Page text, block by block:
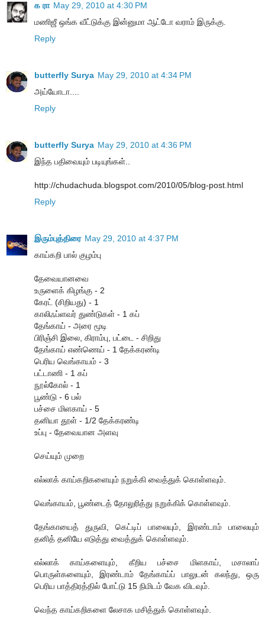
க ரா May 29, 2010 at 4:30 PM
மணிஜீ ஒங்க வீட்டுக்கு இன்னுமா ஆட்டோ வராம் இருக்கு.
Reply
butterfly Surya May 29, 2010 at 4:34 PM
அய்யோடா....
Reply
butterfly Surya May 29, 2010 at 4:36 PM
இந்த பதிவையும் படியுங்கள்..
http://chudachuda.blogspot.com/2010/05/blog-post.html
Reply
இரும்புத்திரை May 29, 2010 at 4:37 PM
கா‌ய்க‌றி பா‌ல் குழ‌ம்பு
தேவையானவை
உருளைக் கிழங்கு - 2
கேரட் (சிறியது) - 1
காலிஃப்ளவர் துண்டுகள் - 1 கப்
தேங்காய் - அரை மூடி
பிரிஞ்சி இலை, கிராம்பு, ப‌ட்டை - ‌சி‌றிது
தேங்காய் எண்ணெய் - 1 தே‌க்கர‌ண்டி
பெரிய வெங்காயம் - 3
பட்டாணி - 1 கப்
நூல்கோல் - 1
பூண்டு - 6 பல்
பச்சை மிளகாய் - 5
த‌னியா தூ‌ள் - 1/2 தே‌க்கர‌ண்டி
உப்பு - தேவையான அளவு
செ‌ய்யு‌ம் முறை
எ‌ல்லா‌க் கா‌ய்க‌றிகளையு‌ம் நறு‌க்‌கி வை‌த்து‌க் கொ‌ள்ளவு‌ம்.
வெங்காயம், பூண்டைத் தோலுரித்து நறுக்கிக் கொள்ளவும்.
தேங்காயைத் துருவி, கெட்டிப் பாலையும், இரண்டாம் பாலையும்
தனித் தனியே எடுத்து வைத்துக் கொள்ளவும்.
எல்லாக் காய்களையும், கீறிய பச்சை மிளகாய், மசாலாப்
பொருள்களையும், இரண்டாம் தேங்காய்ப் பாலுடன் கலந்து, ஒரு
பெரிய பாத்திரத்தில் போ‌ட்டு 15 ‌‌நி‌மிட‌ம் வேக ‌விடவு‌ம்.
வெந்த காய்கறிகளை லேசாக மசித்துக் கொள்ளவும்.